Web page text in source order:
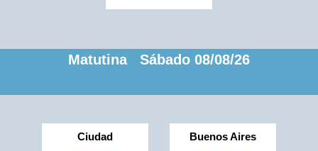
Matutina Sábado 08/08/26
Ciudad Buenos Aires